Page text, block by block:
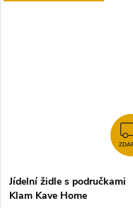
Jídelní židle s područkami
Klam Kave Home